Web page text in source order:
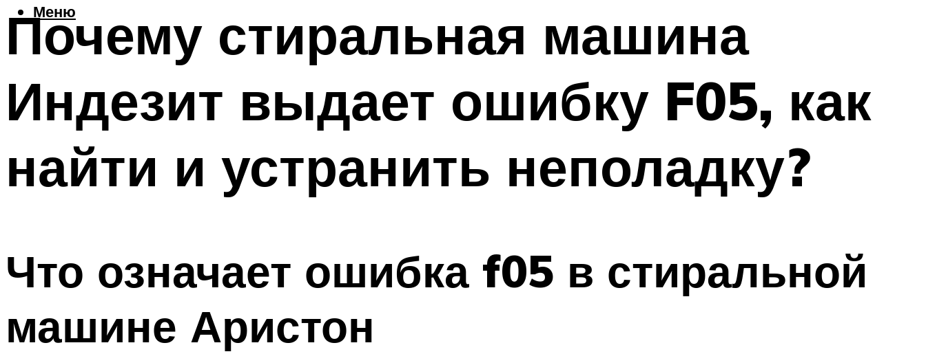
Меню
Почему стиральная машина
Индезит выдает ошибку F05, как
найти и устранить неполадку?
Что означает ошибка f05 в стиральной
машине Аристон